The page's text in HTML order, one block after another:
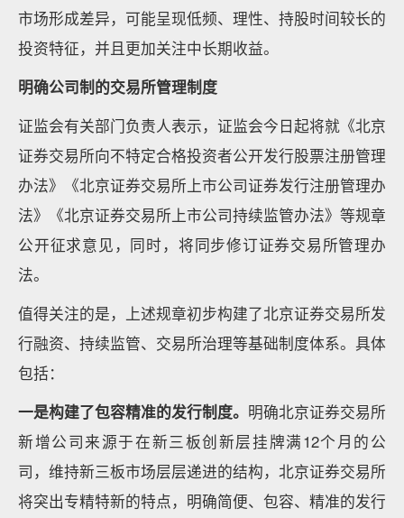
市场形成差异，可能呈现低频、理性、持股时间较长的
投资特征，并且更加关注中长期收益。
明确公司制的交易所管理制度
证监会有关部门负责人表示，证监会今日起将就《北京
证券交易所向不特定合格投资者公开发行股票注册管理
办法》《北京证券交易所上市公司证券发行注册管理办
法》《北京证券交易所上市公司持续监管办法》等规章
公开征求意见，同时，将同步修订证券交易所管理办
法。
值得关注的是，上述规章初步构建了北京证券交易所发
行融资、持续监管、交易所治理等基础制度体系。具体
包括：
一是构建了包容精准的发行制度。 明确北京证券交易所
新增公司来源于在新三板创新层挂牌满12个月的公
司，维持新三板市场层层递进的结构，北京证券交易所
将突出专精特新的特点，明确简便、包容、精准的发行